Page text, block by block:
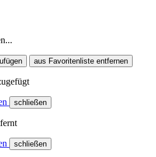
aus Favoritenliste entfernen
schließen
schließen